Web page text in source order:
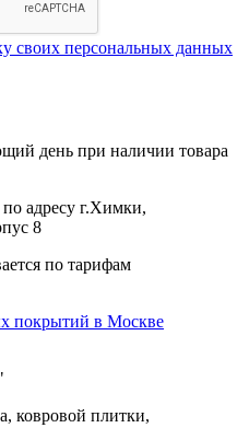
своих персональных данных
день при наличии товара
адресу г.Химки,
8
по тарифам
ковровой плитки,